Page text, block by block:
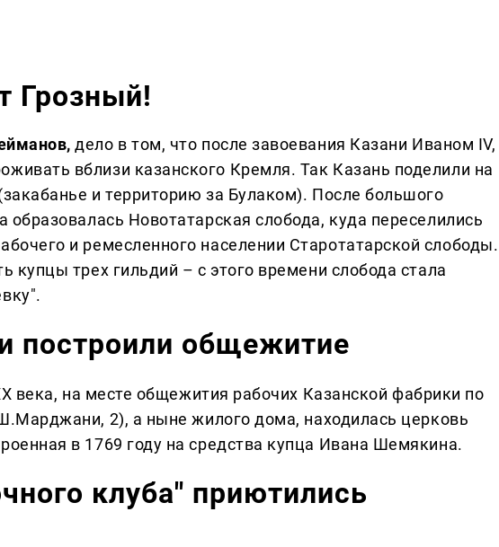
Грозный!
дело в том, что после завоевания Казани Иваном IV,
вблизи казанского Кремля. Так Казань поделили на
и территорию за Булаком). После большого
образовалась Новотатарская слобода, куда переселились
и ремесленного населении Старотатарской слободы.
купцы трех гильдий – с этого времени слобода стала
построили общежитие
века, на месте общежития рабочих Казанской фабрики по
2), а ныне жилого дома, находилась церковь
в 1769 году на средства купца Ивана Шемякина.
клуба" приютились